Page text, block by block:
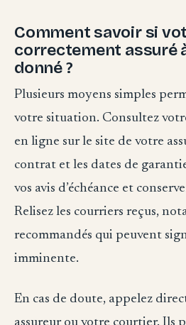
Comment savoir si
correctement assuré
donné ?
Plusieurs moyens simples
votre situation. Consultez
en ligne sur le site de votre
contrat et les dates de
vos avis d’échéance et
Relisez les courriers reçus,
recommandés qui peuvent
imminente.
En cas de doute, appelez